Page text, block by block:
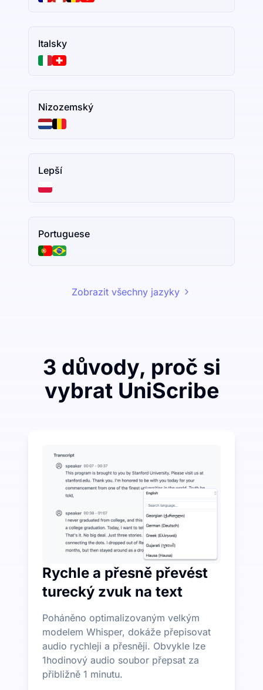
Italsky
Nizozemský
Lepší
Portuguese
Zobrazit všechny jazyky
3 důvody, proč si
vybrat UniScribe
UniScribe nabízí 120 minut bezplatné transkripce
Další funkce AI dostupné nad rámec převodu zvuku
Automaticky generujte shrnutí, myšlenkové mapy
Rychle a přesně převést
turecký zvuk na text
Poháněno optimalizovaným velkým
modelem Whisper, dokáže přepisovat
audio rychleji a přesněji. Obvykle lze
1hodinový audio soubor přepsat za
přibližně 1 minutu.